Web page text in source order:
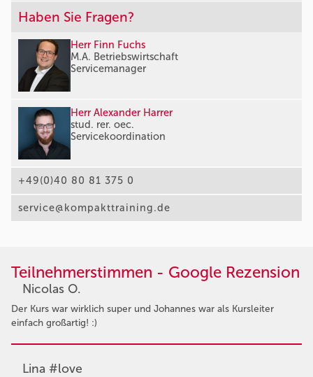
Haben Sie Fragen?
Herr Finn Fuchs
M.A. Betriebswirtschaft
Servicemanager
Herr Alexander Harrer
stud. rer. oec.
Servicekoordination
+49(0)40 80 81 375 0
service@kompakttraining.de
Teilnehmerstimmen - Google Rezension
Nicolas O.
Der Kurs war wirklich super und Johannes war als Kursleiter
einfach großartig! :)
Lina #love